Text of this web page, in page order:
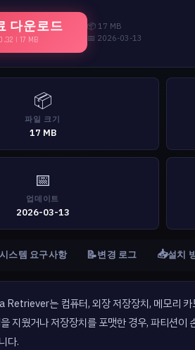
다운로드
| 17 MB
📦 17 MB
📅 2026-03-13
📦
파일 크기
17 MB
📅
업데이트
2026-03-13
시스템 요구사항 📝변경 로그 📥설치
는 컴퓨터, 외장 저장장치, 메모리 카
지웠거나 저장장치를 포맷한 경우, 파티션
다.